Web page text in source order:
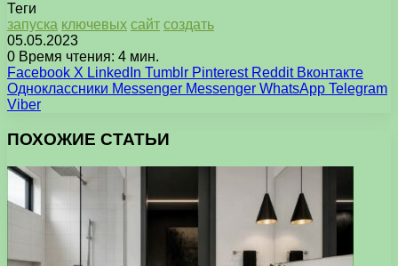
Теги
запуска ключевых сайт создать
05.05.2023
0 Время чтения: 4 мин.
Facebook X LinkedIn Tumblr Pinterest Reddit Вконтакте
Одноклассники Messenger Messenger WhatsApp Telegram
Viber
ПОХОЖИЕ СТАТЬИ